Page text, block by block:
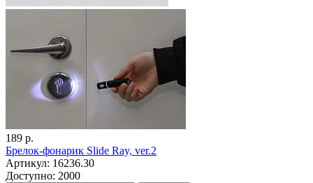
189 р.
Брелок-фонарик Slide Ray, ver.2
Артикул: 16236.30
Доступно: 2000